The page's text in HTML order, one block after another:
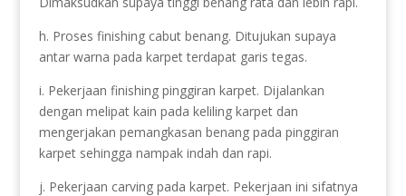
h. Proses finishing cabut benang. Ditujukan supaya
antar warna pada karpet terdapat garis tegas.
i. Pekerjaan finishing pinggiran karpet. Dijalankan
dengan melipat kain pada keliling karpet dan
mengerjakan pemangkasan benang pada pinggiran
karpet sehingga nampak indah dan rapi.
j. Pekerjaan carving pada karpet. Pekerjaan ini sifatnya